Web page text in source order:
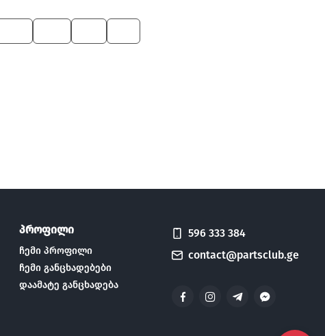
პროფილი
ჩემი პროფილი
ჩემი განცხადებები
დაამატე განცხადება
596 333 384
contact@partsclub.ge